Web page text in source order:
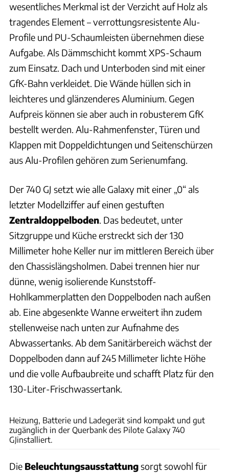
wesentliches Merkmal ist der Verzicht auf Holz als
tragendes Element – verrottungsresistente Alu-
Profile und PU-Schaumleisten übernehmen diese
Aufgabe. Als Dämmschicht kommt XPS-Schaum
zum Einsatz. Dach und Unterboden sind mit einer
GfK-Bahn verkleidet. Die Wände hüllen sich in
leichteres und glänzenderes Aluminium. Gegen
Aufpreis können sie aber auch in robusterem GfK
bestellt werden. Alu-Rahmenfenster, Türen und
Klappen mit Doppeldichtungen und Seitenschürzen
aus Alu-Profilen gehören zum Serienumfang.
Der 740 GJ setzt wie alle Galaxy mit einer „0“ als
letzter Modellziffer auf einen gestuften
Zentraldoppelboden. Das bedeutet, unter
Sitzgruppe und Küche erstreckt sich der 130
Millimeter hohe Keller nur im mittleren Bereich über
den Chassislängsholmen. Dabei trennen hier nur
dünne, wenig isolierende Kunststoff-
Hohlkammerplatten den Doppelboden nach außen
ab. Eine abgesenkte Wanne erweitert ihn zudem
stellenweise nach unten zur Aufnahme des
Abwassertanks. Ab dem Sanitärbereich wächst der
Doppelboden dann auf 245 Millimeter lichte Höhe
und die volle Aufbaubreite und schafft Platz für den
130-Liter-Frischwassertank.
Heizung, Batterie und Ladegerät sind kompakt und gut
zugänglich in der Querbank des Pilote Galaxy 740
GJinstalliert.
Die Beleuchtungsausstattungsorgt sowohl für